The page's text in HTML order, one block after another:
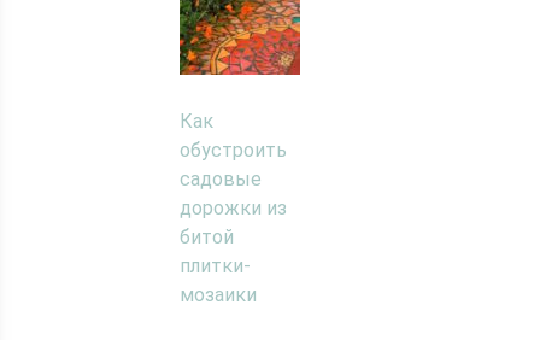
Как
обустроить
садовые
дорожки из
битой
плитки-
мозаики